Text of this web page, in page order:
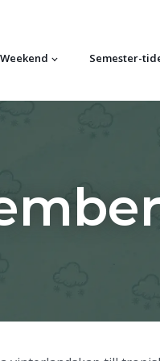
Weekend Semester-